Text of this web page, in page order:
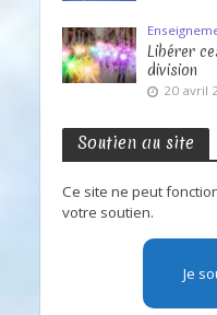
Libérer
division
20 avril
Soutien au site
Ce site ne peut
votre soutien.
Je